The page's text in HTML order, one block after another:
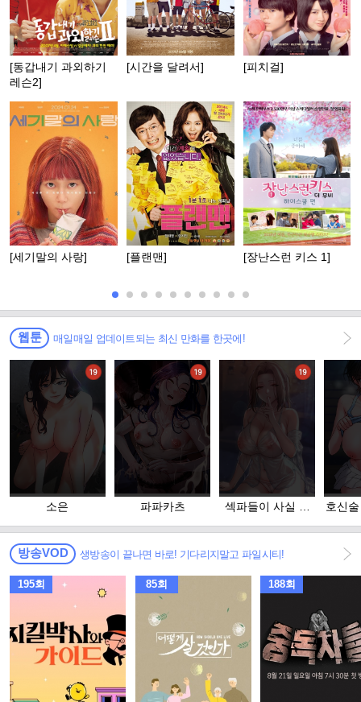
[동갑내기 과외하기
레슨2]
[시간을 달려서] [피치걸]
[세기말의 사랑] [플랜맨] [장난스런 키스 1]
웹툰 매일매일 업데이트되는 최신 만화를 한곳에!
소은 파파카츠
섹파들이 사실 가
호신
방송VOD 생방송이 끝나면 바로! 기다리지말고 파일시티!
195회 85회 188회